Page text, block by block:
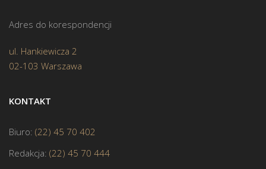
Adres do korespondencji
ul. Hankiewicza 2
02-103 Warszawa
KONTAKT
Biuro: (22) 45 70 402
Redakcja: (22) 45 70 444